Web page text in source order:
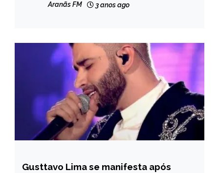
Aranãs FM 3 anos ago
ENTRETENIMENTO
Gusttavo Lima se manifesta após